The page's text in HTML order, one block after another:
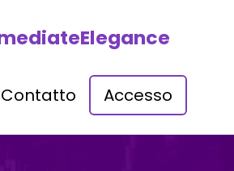
Contatto Accesso